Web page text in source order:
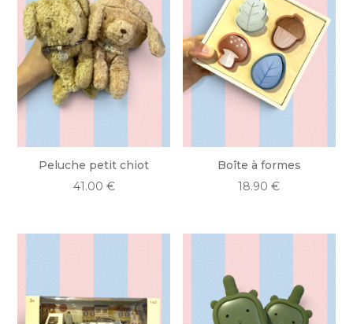
Peluche petit chiot
41.00 €
Boîte à formes
18.90€